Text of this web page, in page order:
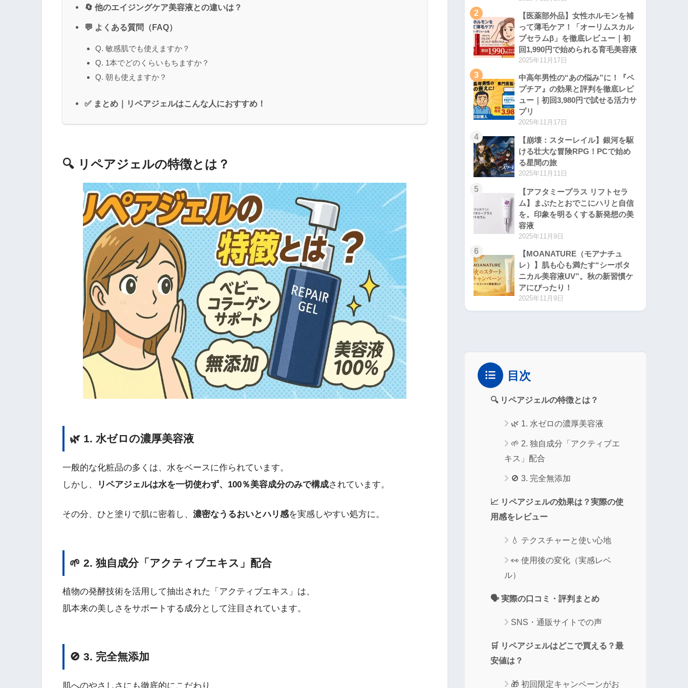
🔄 他のエイジングケア美容液との違いは？
💬 よくある質問（FAQ）
Q. 敏感肌でも使えますか？
Q. 1本でどのくらいもちますか？
Q. 朝も使えますか？
✅ まとめ｜リペアジェルはこんな人におすすめ！
🔍 リペアジェルの特徴とは？
🌿 1. 水ゼロの濃厚美容液
一般的な化粧品の多くは、水をベースに作られています。
しかし、
リペアジェルは水を一切使わず、100％美容成分のみで構成されています。
その分、ひと塗りで肌に密着し、 濃密なうるおいとハリ感を実感しやすい処方に。
🌱 2. 独自成分「アクティブエキス」配合
植物の発酵技術を活用して抽出された「アクティブエキス」は、
肌本来の美しさをサポートする成分として注目されています。
🚫 3. 完全無添加
肌へのやさしさにも徹底的にこだわり、
2
【医薬部外品】女性ホルモンを補
って薄毛ケア！「オーリムスカル
プセラムβ」を徹底レビュー｜初
回1,990円で始められる育毛美容液
2025年11月17日
3
中高年男性の“あの悩み”に！『ペ
プチア』の効果と評判を徹底レビ
ュー｜初回3,980円で試せる活力サ
プリ
2025年11月17日
4
【崩壊：スターレイル】銀河を駆
ける壮大な冒険RPG！PCで始め
る星間の旅
2025年11月11日
5
【アフタミープラス リフトセラ
ム】まぶたとおでこにハリと自信
を。印象を明るくする新発想の美
容液
2025年11月9日
6
【MOANATURE（モアナチュ
レ）】肌も心も満たす“シーボタ
ニカル美容液UV”。秋の新習慣ケ
アにぴったり！
2025年11月9日
目次
🔍 リペアジェルの特徴とは？
🌿 1. 水ゼロの濃厚美容液
🌱 2. 独自成分「アクティブエ
キス」配合
🚫 3. 完全無添加
📈 リペアジェルの効果は？実際の使
用感をレビュー
💧 テクスチャーと使い心地
👀 使用後の変化（実感レベ
ル）
🗣 実際の口コミ・評判まとめ
SNS・通販サイトでの声
🛒 リペアジェルはどこで買える？最
安値は？
🎁 初回限定キャンペーンがお